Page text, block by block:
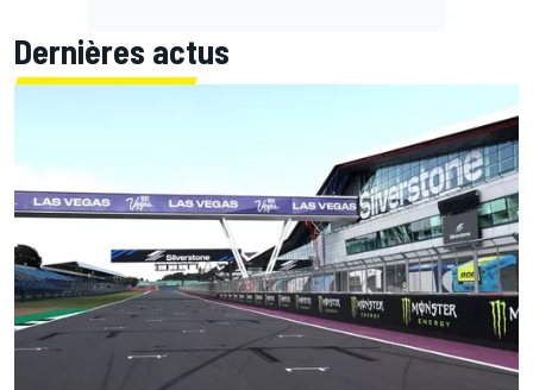
Dernières actus